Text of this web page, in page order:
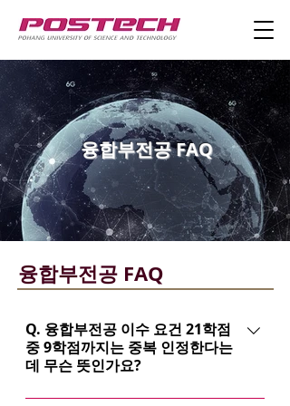
​융합부전공 FAQ
​융합부전공 FAQ
Q. 융합부전공 이수 요건 21학점
중 9학점까지는 중복 인정한다는
데 무슨 뜻인가요?